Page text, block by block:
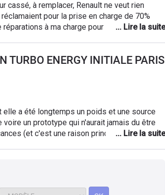
évite de se faire avoir et peut-être ! Qui sait !
cassé, à remplacer, Renault ne veut rien
pour la prise en charge de 70%
à ma charge pour un moteur qui ne
TURBO ENERGY INITIALE PARIS
a été longtemps un poids et une source
un prototype qui n'aurait jamais du être
(et c'est une raison principale de son
négocier une participation minime. J'ai
mais je revis. Plus jamais Renault. En